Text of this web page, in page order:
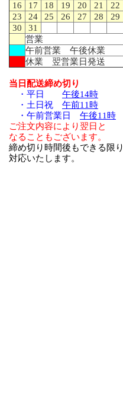
16
17 18 19 20 21
22
23
24 25 26 27 28
29
30
31
営業
午前営業 午後休業
休業 翌営業日発送
当日配送締め切り
・平日 午後14時
・土日祝 午前11時
・午前営業日 午後11時
ご注文内容により翌日と
なることもございます。
締め切り時間後もできる限り
対応いたします。